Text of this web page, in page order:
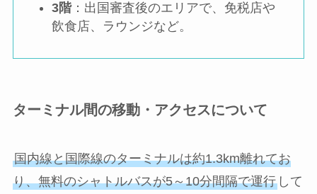
3階：出国審査後のエリアで、免税店や
飲食店、ラウンジなど。
ターミナル間の移動・アクセスについて
国内線と国際線のターミナルは約1.3km離れてお
り、無料のシャトルバスが5～10分間隔で運行して